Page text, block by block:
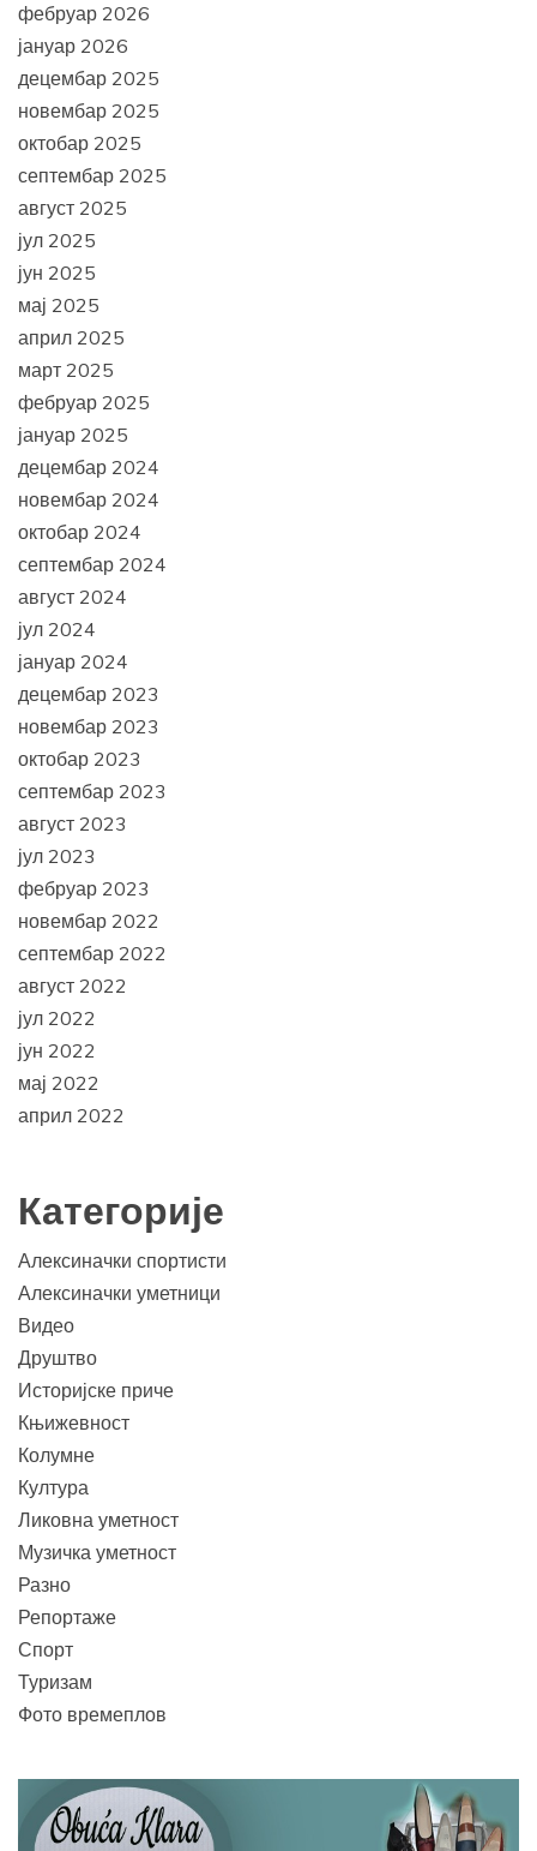
фебруар 2026
јануар 2026
децембар 2025
новембар 2025
октобар 2025
септембар 2025
август 2025
јул 2025
јун 2025
мај 2025
април 2025
март 2025
фебруар 2025
јануар 2025
децембар 2024
новембар 2024
октобар 2024
септембар 2024
август 2024
јул 2024
јануар 2024
децембар 2023
новембар 2023
октобар 2023
септембар 2023
август 2023
јул 2023
фебруар 2023
новембар 2022
септембар 2022
август 2022
јул 2022
јун 2022
мај 2022
април 2022
Категорије
Алексиначки спортисти
Алексиначки уметници
Видео
Друштво
Историјске приче
Књижевност
Колумне
Култура
Ликовна уметност
Музичка уметност
Разно
Репортаже
Спорт
Туризам
Фото времеплов